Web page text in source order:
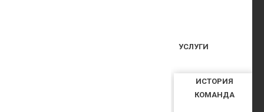
ИСТОРИЯ
КОМАНДА
УСЛУГИ